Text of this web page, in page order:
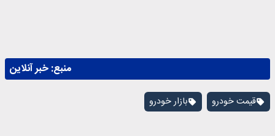
منبع:خبر آنلاین
قیمت خودرو بازار خودرو